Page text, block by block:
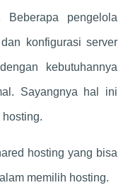
pengelola
konfigurasi server
kebutuhannya
Sayangnya hal ini
hosting yang bisa
memilih hosting.